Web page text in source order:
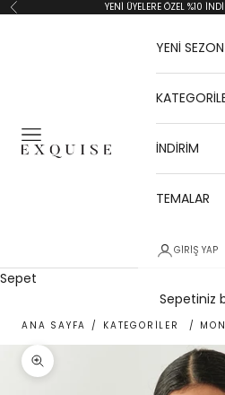
İçeriğe geç
Geri YENİ ÜYELERE ÖZEL %10
Menü
Exquise TR
YENİ SEZON
İNDİRİM
TEMALAR
GIRIŞ YAP
Sepet
Sepetiniz
ANA SAYFA / KATEGORİLER /
Yakınlaştır